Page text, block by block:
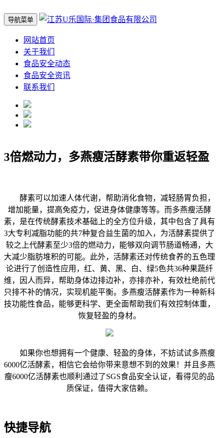
导航菜单
网站首页
关于我们
食品安全动态
食品安全资讯
联系我们
3倍燃动力，多燕瘦活酵素带你重返轻盈
酵素可以加速人体代谢，帮助消化食物，减轻肠胃负担，
增加能量，提高免疫力，促进身体健康等等。而多燕瘦活酵
素，是在传统酵素技术基础上的全方位升级，其中包含了具有
3大专利减脂功能的共7种复合益生菌的加入，为活酵素提供了
较之上代酵素至少3倍的燃动力，能够双向调节肠道畅通，大
大减少脂肪堆积的可能。此外，活酵素还对传统食养的五色理
论进行了创造性应用，红、黄、黑、白、绿5色共36种果蔬纤
维，因人而异，帮助身体边排边补，亦排亦补，有效杜绝前代
只排不补的情况，实现机能平衡。多燕瘦活酵素作为一种新科
技功能性食品，能够更科学、更全面帮助我们有效控制体重，
恢复轻盈的身材。
如果你也想拥有一个健康、轻盈的身体，不妨试试多燕瘦
6000亿活酵素，相信它会给你带来意想不到的效果！并且多燕
瘦6000亿活酵素也顺利通过了SGS食品安全认证，看得见的品
质保证，值得大家信赖。
快捷导航